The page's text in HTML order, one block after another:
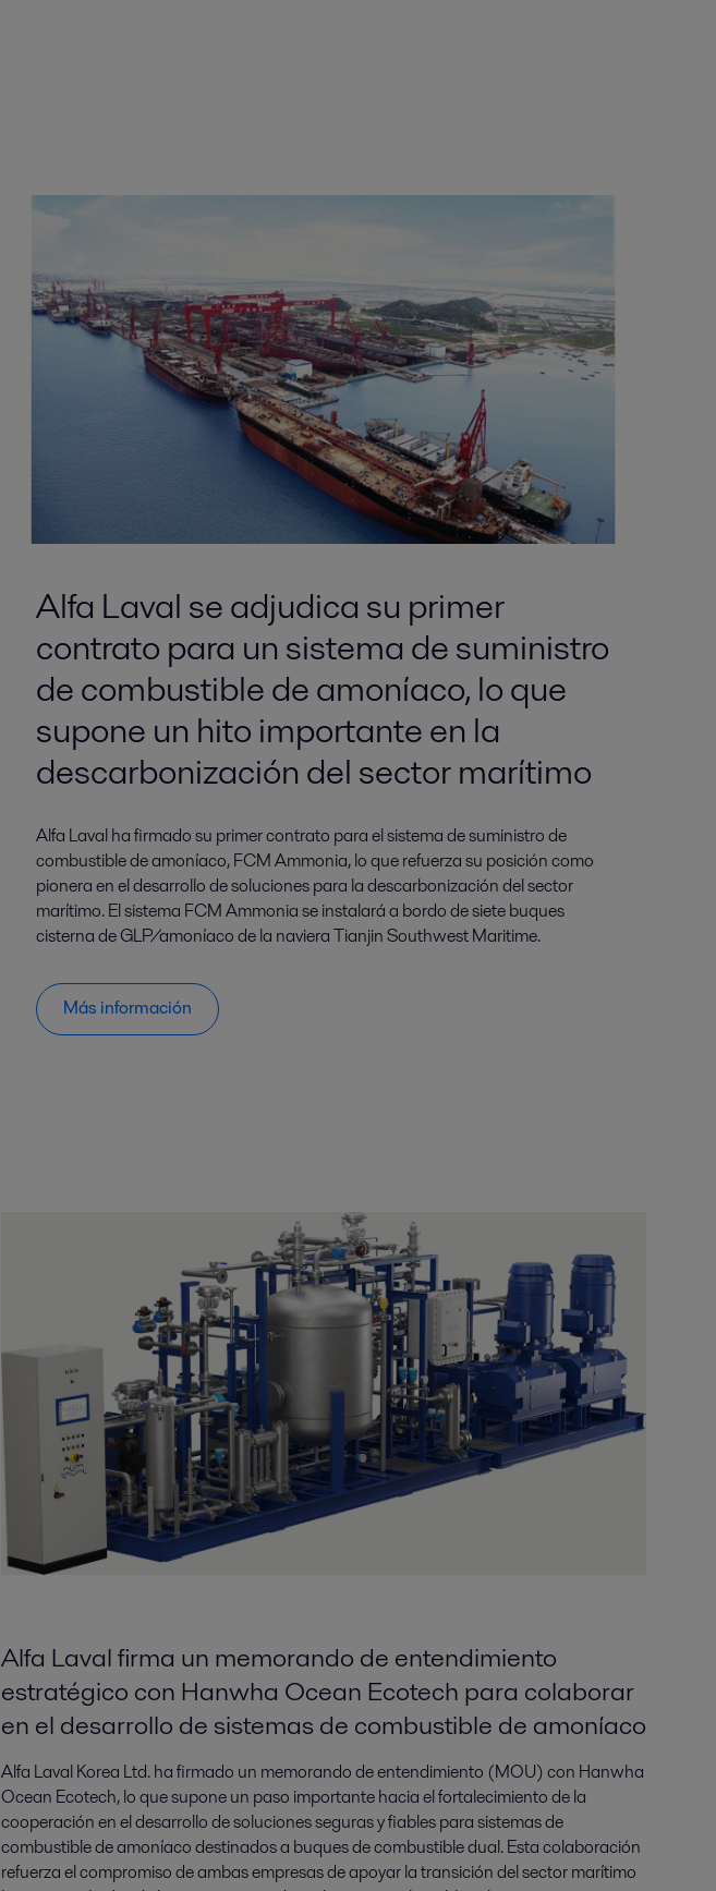
Alfa Laval se adjudica su primer
contrato para un sistema de suministro
de combustible de amoníaco, lo que
supone un hito importante en la
descarbonización del sector marítimo
Alfa Laval ha firmado su primer contrato para el sistema de suministro de
combustible de amoníaco, FCM Ammonia, lo que refuerza su posición como
pionera en el desarrollo de soluciones para la descarbonización del sector
marítimo. El sistema FCM Ammonia se instalará a bordo de siete buques
cisterna de GLP/amoníaco de la naviera Tianjin Southwest Maritime.
Más información
Alfa Laval firma un memorando de entendimiento
estratégico con Hanwha Ocean Ecotech para colaborar
en el desarrollo de sistemas de combustible de amoníaco
Alfa Laval Korea Ltd. ha firmado un memorando de entendimiento (MOU) con Hanwha
Ocean Ecotech, lo que supone un paso importante hacia el fortalecimiento de la
cooperación en el desarrollo de soluciones seguras y fiables para sistemas de
combustible de amoníaco destinados a buques de combustible dual. Esta colaboración
refuerza el compromiso de ambas empresas de apoyar la transición del sector marítimo